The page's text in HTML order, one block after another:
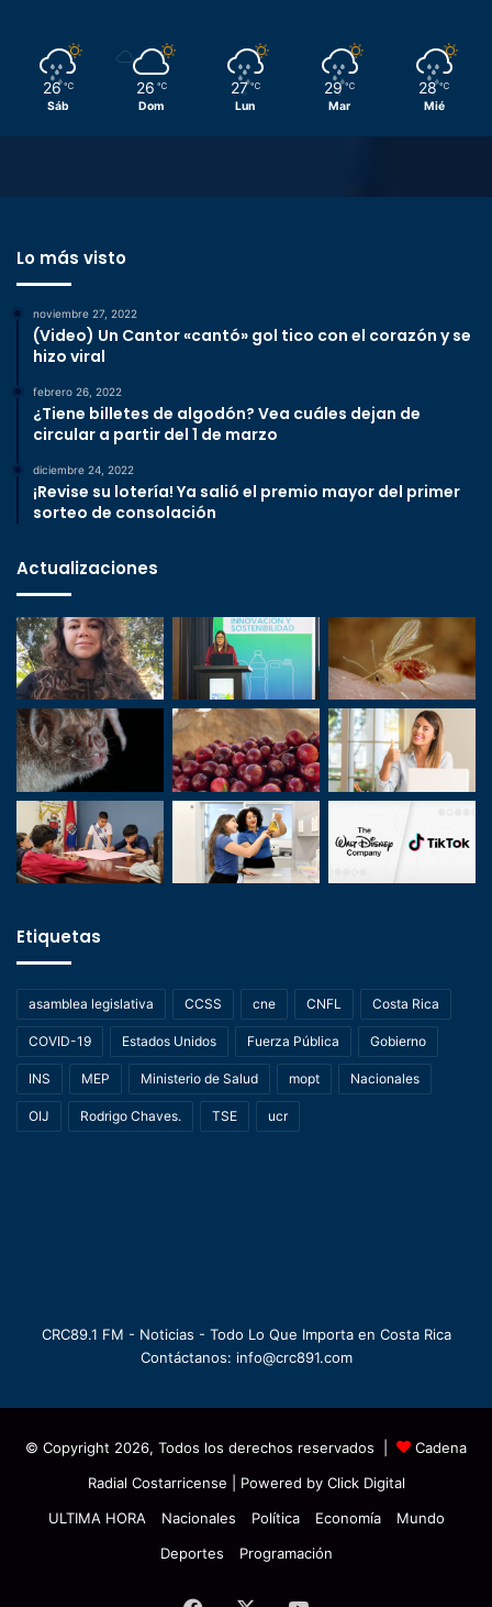
26 ℃
Sáb
26 ℃
Dom
27 ℃
Lun
29 ℃
Mar
28 ℃
Mié
Lo más visto
noviembre 27, 2022
(Video) Un Cantor «cantó» gol tico con el corazón y se
hizo viral
febrero 26, 2022
¿Tiene billetes de algodón? Vea cuáles dejan de
circular a partir del 1 de marzo
diciembre 24, 2022
¡Revise su lotería! Ya salió el premio mayor del primer
sorteo de consolación
Actualizaciones
Etiquetas
asamblea legislativa CCSS cne CNFL Costa Rica
COVID-19 Estados Unidos Fuerza Pública Gobierno
INS MEP Ministerio de Salud mopt Nacionales
OIJ Rodrigo Chaves. TSE ucr
CRC89.1 FM - Noticias - Todo Lo Que Importa en Costa Rica
Contáctanos: info@crc891.com
© Copyright 2026, Todos los derechos reservados |
Cadena
Radial Costarricense | Powered by Click Digital
ULTIMA HORA
Nacionales Política Economía
Mundo
Deportes
Programación